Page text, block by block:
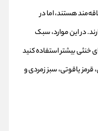
هستند، اما در
در این موارد، سبک
بیشتر استفاده کنید
قرمز یاقوتی، سبز زمردی و